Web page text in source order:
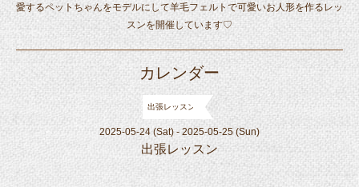
愛するペットちゃんをモデルにして羊毛フェルトで可愛いお人形を作るレッ
スンを開催しています♡
カレンダー
出張レッスン
2025-05-24 (Sat) - 2025-05-25 (Sun)
出張レッスン